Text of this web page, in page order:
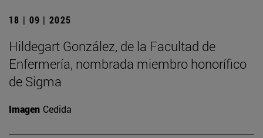
18 | 09 | 2025
Hildegart González, de la Facultad de
Enfermería, nombrada miembro honorífico
de Sigma
Imagen Cedida